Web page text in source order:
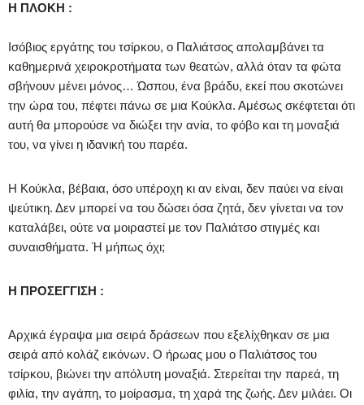
Η ΠΛΟΚΗ :
Ισόβιος εργάτης του τσίρκου, ο Παλιάτσος απολαμβάνει τα
καθημερινά χειροκροτήματα των θεατών, αλλά όταν τα φώτα
σβήνουν μένει μόνος… Ώσπου, ένα βράδυ, εκεί που σκοτώνει
την ώρα του, πέφτει πάνω σε μια Κούκλα. Αμέσως σκέφτεται ότι
αυτή θα μπορούσε να διώξει την ανία, το φόβο και τη μοναξιά
του, να γίνει η ιδανική του παρέα.
Η Κούκλα, βέβαια, όσο υπέροχη κι αν είναι, δεν παύει να είναι
ψεύτικη. Δεν μπορεί να του δώσει όσα ζητά, δεν γίνεται να τον
καταλάβει, ούτε να μοιραστεί με τον Παλιάτσο στιγμές και
συναισθήματα. Ή μήπως όχι;
Η ΠΡΟΣΕΓΓΙΣΗ :
Αρχικά έγραψα μια σειρά δράσεων που εξελίχθηκαν σε μια
σειρά από κολάζ εικόνων. Ο ήρωας μου ο Παλιάτσος του
τσίρκου, βιώνει την απόλυτη μοναξιά. Στερείται την παρεά, τη
φιλία, την αγάπη, το μοίρασμα, τη χαρά της ζωής. Δεν μιλάει. Οι